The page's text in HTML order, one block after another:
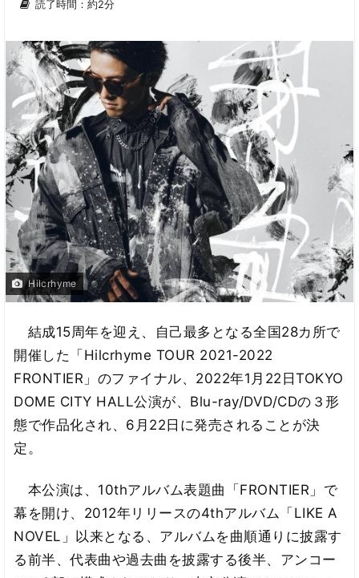
読了時間：約2分
Hilcrhyme
結成15周年を迎え、自己最多となる全国28カ所で
開催した「Hilcrhyme TOUR 2021-2022
FRONTIER」のファイナル、2022年1月22日TOKYO
DOME CITY HALL公演が、Blu-ray/DVD/CDの３形
態で作品化され、6月22日に発売されることが決
定。
本公演は、10thアルバム表題曲「FRONTIER」で
幕を開け、2012年リリースの4thアルバム「LIKE A
NOVEL」以来となる、アルバムを曲順通りに披露す
る前半、代表曲や過去曲を披露する後半、アンコー